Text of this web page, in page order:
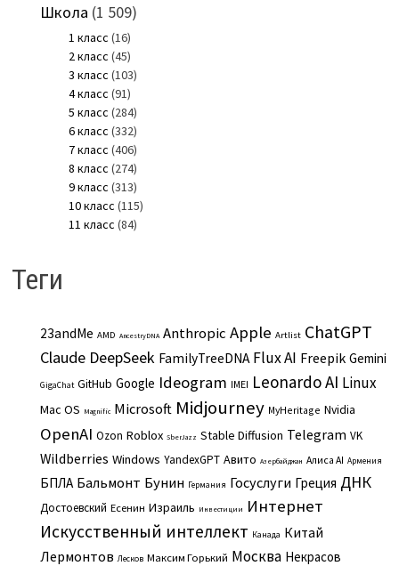
Школа (1 509)
1 класс (16)
2 класс (45)
3 класс (103)
4 класс (91)
5 класс (284)
6 класс (332)
7 класс (406)
8 класс (274)
9 класс (313)
10 класс (115)
11 класс (84)
Теги
23andMe AMD AncestryDNA Anthropic Apple Artlist ChatGPT
Claude DeepSeek FamilyTreeDNA Flux AI Freepik Gemini
GigaChat GitHub Google Ideogram IMEI Leonardo AI Linux
Mac OS Magnific Microsoft Midjourney MyHeritage Nvidia
OpenAI Ozon Roblox SberJazz Stable Diffusion Telegram VK
Wildberries Windows YandexGPT Авито Азербайджан Алиса AI Армения
БПЛА Бальмонт Бунин Германия Госуслуги Греция ДНК
Достоевский Есенин Израиль Инвестиции Интернет
Искусственный интеллект Канада Китай
Лермонтов Лесков Максим Горький Москва Некрасов